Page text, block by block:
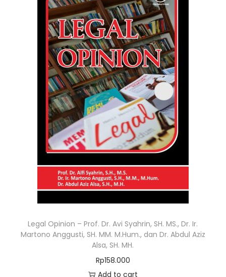
Legal Opinion – Prof. Dr. Avi Syahrin, SH. MS., Dr. Ir.
Martono Anggusti, SH. MM. M.Hum., dan Dr. Abdul Aziz
Alsa, SH. MH.
Rp158.000
Add to cart